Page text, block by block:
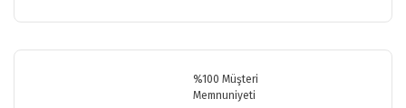
%100 Müşteri
Memnuniyeti